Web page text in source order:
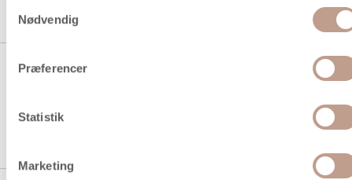
Nødvendig
Præferencer
Statistik
Marketing